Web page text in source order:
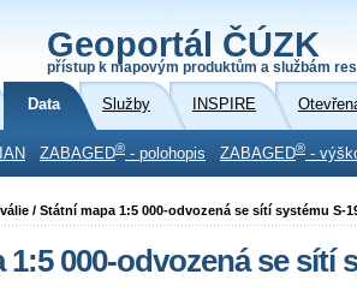
Geoportál ČÚZK
přístup k mapovým produktům a službám
Data Služby INSPIRE
ZABAGED® - polohopis ZABAGED® -
/ Státní mapa 1:5 000-odvozená se sítí systému S-
1:5 000-odvozená se sítí